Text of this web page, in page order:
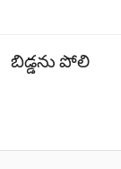
బిడ్డను పోలి